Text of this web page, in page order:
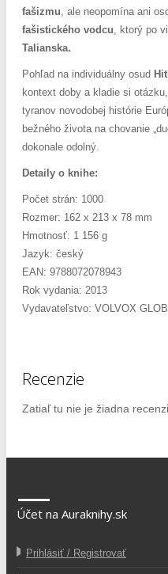
fašizmu , ale neopomína ani
fašistického vodcu , ktorý po
Talianska.
Pohľad na individuálny osud
kontext doby a kladie si
tyranov novodobej histórie
bežného života na chovanie
dokonale odolný.
Detaily o knihe:
Počet strán: 1000
Rozmer: 162 x 213 x 78 mm
Hmotnosť: 1 156 g
Jazyk: český
EAN: 9788072078943
Rok vydania: 2013
Vydavateľstvo: VOLVOX
Recenzie
Zatiaľ tu nie je žiadna
Účet na Auraknihy.sk
Prihlásiť / Registrovať